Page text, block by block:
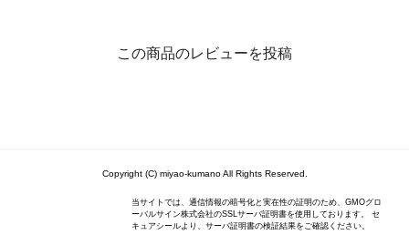
この商品のレビューを投稿
Copyright (C) miyao-kumano All Rights Reserved.
当サイトでは、通信情報の暗号化と実在性の証明のため、GMOグロ
ーバルサイン株式会社のSSLサーバ証明書を使用しております。 セ
キュアシールより、サーバ証明書の検証結果をご確認ください。